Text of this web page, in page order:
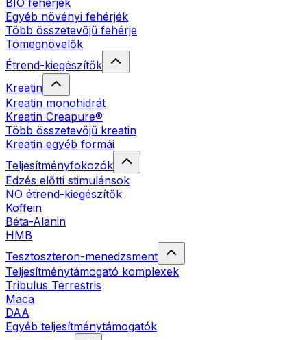
BIO fehérjék
Egyéb növényi fehérjék
Több összetevőjű fehérje
Tömegnövelők
Étrend-kiegészítők
Kreatin
Kreatin monohidrát
Kreatin Creapure®
Több összetevőjű kreatin
Kreatin egyéb formái
Teljesítményfokozók
Edzés előtti stimulánsok
NO étrend-kiegészítők
Koffein
Béta-Alanin
HMB
Tesztoszteron-menedzsment
Teljesítménytámogató komplexek
Tribulus Terrestris
Maca
DAA
Egyéb teljesítménytámogatók